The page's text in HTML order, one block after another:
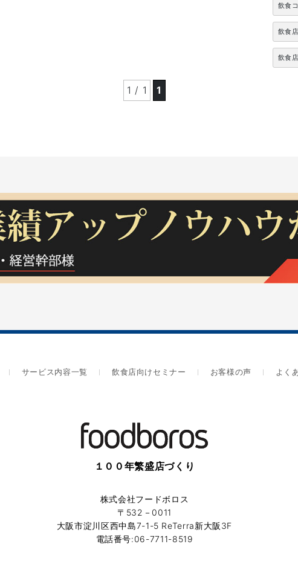
飲食
飲食
飲食
1 / 1 1
サービス内容一覧 飲食店向けセミナー お客様の声 よく
１００年繁盛店づくり
株式会社フードボロス
〒532－0011
大阪市淀川区西中島7-1-5 ReTerra新大阪3F
電話番号:06-7711-8519